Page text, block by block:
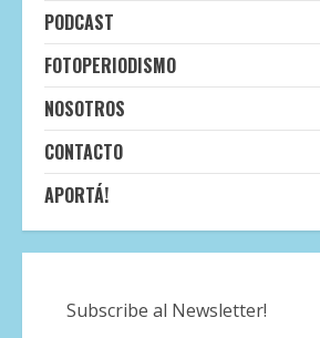
PODCAST
FOTOPERIODISMO
NOSOTROS
CONTACTO
APORTÁ!
Subscribe al Newsletter!